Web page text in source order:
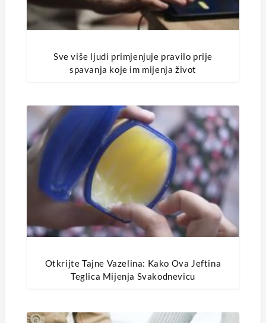
Sve više ljudi primjenjuje pravilo prije
spavanja koje im mijenja život
Otkrijte Tajne Vazelina: Kako Ova Jeftina
Teglica Mijenja Svakodnevicu